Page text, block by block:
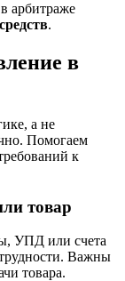
арбитраже
.
в
а не
Помогаем
к
товар
УПД или счета
Важны
товара.